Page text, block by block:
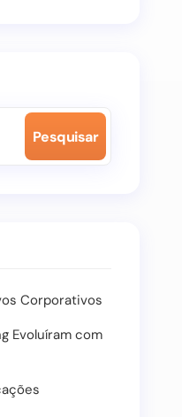
Pesquisar
Corporativos
Evoluíram com